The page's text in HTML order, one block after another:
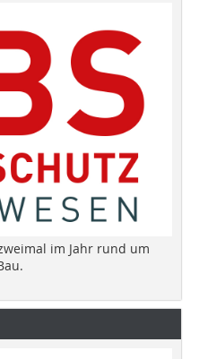
im Jahr rund um